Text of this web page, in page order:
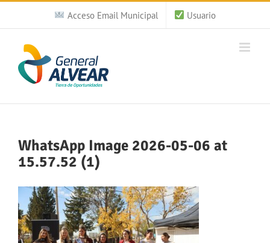
Saltar
contenido
Acceso Email Municipal Usuario
WhatsApp Image 2026-05-06 at
15.57.52 (1)